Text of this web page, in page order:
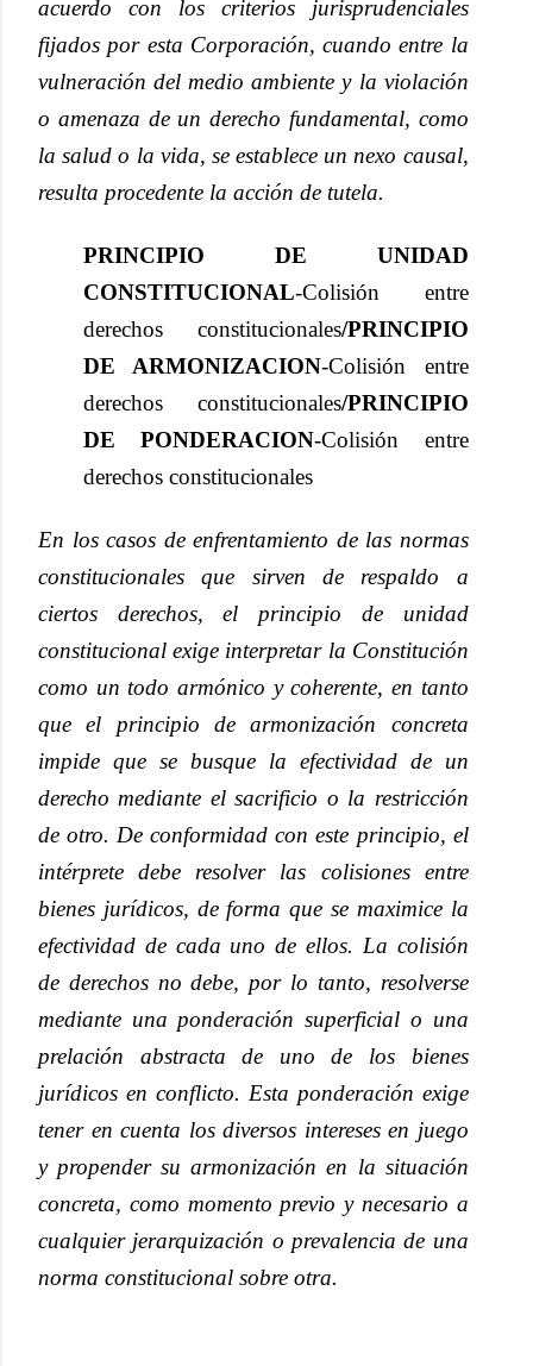
acuerdo con los criterios jurisprudenciales
fijados por esta Corporación, cuando entre la
vulneración del medio ambiente y la violación
o amenaza de un derecho fundamental, como
la salud o la vida, se establece un nexo causal,
resulta procedente la acción de tutela.
PRINCIPIO DE UNIDAD
CONSTITUCIONAL-Colisión entre
derechos constitucionales/PRINCIPIO
DE ARMONIZACION-Colisión entre
derechos constitucionales/PRINCIPIO
DE PONDERACION-Colisión entre
derechos constitucionales
En los casos de enfrentamiento de las normas
constitucionales que sirven de respaldo a
ciertos derechos, el principio de unidad
constitucional exige interpretar la Constitución
como un todo armónico y coherente, en tanto
que el principio de armonización concreta
impide que se busque la efectividad de un
derecho mediante el sacrificio o la restricción
de otro. De conformidad con este principio, el
intérprete debe resolver las colisiones entre
bienes jurídicos, de forma que se maximice la
efectividad de cada uno de ellos. La colisión
de derechos no debe, por lo tanto, resolverse
mediante una ponderación superficial o una
prelación abstracta de uno de los bienes
jurídicos en conflicto. Esta ponderación exige
tener en cuenta los diversos intereses en juego
y propender su armonización en la situación
concreta, como momento previo y necesario a
cualquier jerarquización o prevalencia de una
norma constitucional sobre otra.